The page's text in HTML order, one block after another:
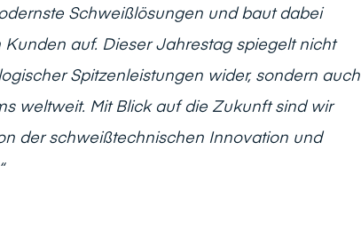
Schweißlösungen und baut dabei
auf. Dieser Jahrestag spiegelt nicht
Spitzenleistungen wider, sondern auch
weltweit. Mit Blick auf die Zukunft sind wir
der schweißtechnischen Innovation und